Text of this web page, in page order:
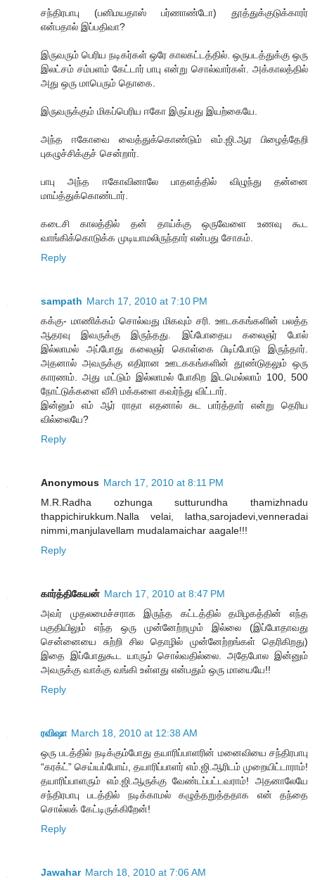
சந்திரபாபு (பனிமயதாஸ் பர்ணாண்டோ) தூத்துக்குடுக்காரர்
என்பதால் இப்பதிவா?
இருவரும் பெரிய நடிகர்கள் ஒரே காலகட்டத்தில். ஒருபடத்துக்கு ஒரு
இலட்சம் சம்பளம் கேட்டார் பாபு என்று சொல்வார்கள். அக்காலத்தில்
அது ஒரு மாபெரும் தொகை.
இருவருக்கும் மிகப்பெரிய ஈகோ இருப்பது இயற்கையே.
அந்த ஈகோவை வைத்துக்கொண்டும் எம்.ஜி.ஆர பிழைத்தேறி
புகழுச்சிக்குச் சென்றார்.
பாபு அந்த ஈகோவினாலே பாதளத்தில் விழுந்து தன்னை
மாய்த்துக்கொண்டார்.
கடைசி காலத்தில் தன் தாய்க்கு ஒருவேளை உணவு கூட
வாங்கிக்கொடுக்க முடியாமலிருந்தார் என்பது சோகம்.
Reply
sampath March 17, 2010 at 7:10 PM
கக்கு- மாணிக்கம் சொல்வது மிகவும் சரி. ஊடககங்களின் பலத்த
ஆதரவு இவருக்கு இருந்தது. இப்போதைய கலைஞர் போல்
இல்லாமல் அப்போது கலைஞர் கொள்கை பிடிப்போடு இருந்தார்.
அதனால் அவருக்கு எதிரான ஊடககங்களின் தூண்டுதலும் ஒரு
காரணம். அது மட்டும் இல்லாமல் போகிற இடமெல்லாம் 100, 500
நோட்டுக்களை வீசி மக்களை கவர்ந்து விட்டார்.
இன்னும் எம் ஆர் ராதா எதனால் சுட பார்த்தார் என்று தெரிய
வில்லையே?
Reply
Anonymous March 17, 2010 at 8:11 PM
M.R.Radha ozhunga sutturundha thamizhnadu
thappichirukkum.Nalla velai, latha,sarojadevi,venneradai
nimmi,manjulavellam mudalamaichar aagale!!!
Reply
கார்த்திகேயன் March 17, 2010 at 8:47 PM
அவர் முதலமைச்சராக இருந்த கட்டத்தில் தமிழகத்தின் எந்த
பகுதியிலும் எந்த ஒரு முன்னேற்றமும் இல்லை (இப்போதாவது
சென்னையை சுற்றி சில தொழில் முன்னேற்றங்கள் தெரிகிறது)
இதை இப்போதுகூட யாரும் சொல்வதில்லை. அதேபோல இன்னும்
அவருக்கு வாக்கு வங்கி உள்ளது என்பதும் ஒரு மாயையே!!
Reply
ரவிஷா March 18, 2010 at 12:38 AM
ஒரு படத்தில் நடிக்கும்போது தயாரிப்பாளரின் மனைவியை சந்திரபாபு
“கரக்ட்” செய்யப்போய், தயாரிப்பாளர் எம்.ஜி.ஆரிடம் முறையிட்டாராம்!
தயாரிப்பாளரும் எம்.ஜி.ஆருக்கு வேண்டப்பட்டவராம்! அதனாலேயே
சந்திரபாபு படத்தில் நடிக்காமல் கழுத்தறுத்ததாக என் தந்தை
சொல்லக் கேட்டிருக்கிறேன்!
Reply
Jawahar March 18, 2010 at 7:06 AM